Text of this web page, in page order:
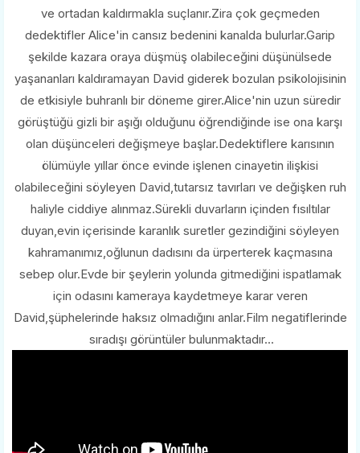
ve ortadan kaldırmakla suçlanır.Zira çok geçmeden
dedektifler Alice'in cansız bedenini kanalda bulurlar.Garip
şekilde kazara oraya düşmüş olabileceğini düşünülsede
yaşananları kaldıramayan David giderek bozulan psikolojisinin
de etkisiyle buhranlı bir döneme girer.Alice'nin uzun süredir
görüştüğü gizli bir aşığı olduğunu öğrendiğinde ise ona karşı
olan düşünceleri değişmeye başlar.Dedektiflere karısının
ölümüyle yıllar önce evinde işlenen cinayetin ilişkisi
olabileceğini söyleyen David,tutarsız tavırları ve değişken ruh
haliyle ciddiye alınmaz.Sürekli duvarların içinden fısıltılar
duyan,evin içerisinde karanlık suretler gezindiğini söyleyen
kahramanımız,oğlunun dadısını da ürperterek kaçmasına
sebep olur.Evde bir şeylerin yolunda gitmediğini ispatlamak
için odasını kameraya kaydetmeye karar veren
David,şüphelerinde haksız olmadığını anlar.Film negatiflerinde
sıradışı görüntüler bulunmaktadır...